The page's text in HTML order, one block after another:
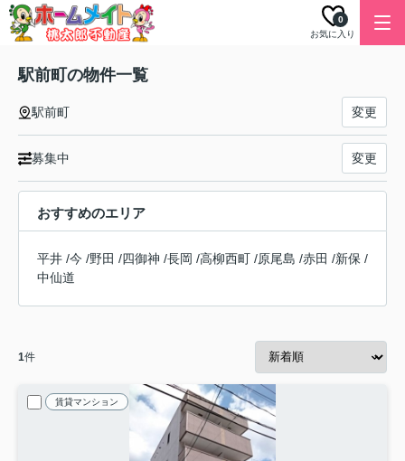
お気に入り
0
駅前町の物件一覧
駅前町 変更
募集中 変更
おすすめのエリア
平井 /今 /野田 /四御神 /長岡 /高柳西町 /原尾島 /赤田 /新保 /
中仙道
1件
賃貸マンション